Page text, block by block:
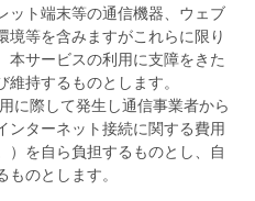
ット端末等の通信機器、ウェブ
境等を含みますがこれらに限り
本サービスの利用に支障をきた
持するものとします。
に際して発生し通信事業者から
ンターネット接続に関する費用
）を自ら負担するものとし、自
のとします。